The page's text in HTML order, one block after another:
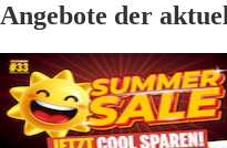
Angebote der